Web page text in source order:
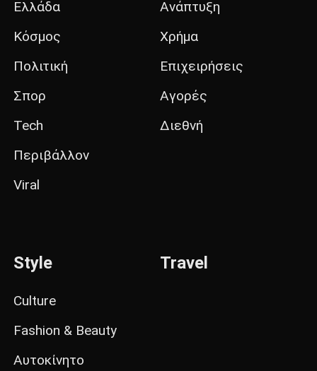
Ελλάδα
Κόσμος
Πολιτική
Σπορ
Tech
Περιβάλλον
Viral
Ανάπτυξη
Χρήμα
Επιχειρήσεις
Αγορές
Διεθνή
Style
Culture
Fashion & Beauty
Αυτοκίνητο
Travel